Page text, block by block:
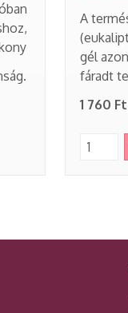
A
gél
fáradt
1 760 Ft